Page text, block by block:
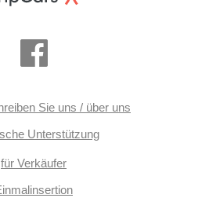
třízónová klimatizace,
up display, hlasové ovládání
Geschwindigkeitsregelung,
systém (AVM), parkovací
Antriebsschlupfregelung (ASR),
Antrieb 4x4,
hlídání provozu při
Sie uns / über uns
Unterstützung
für Verkäufer